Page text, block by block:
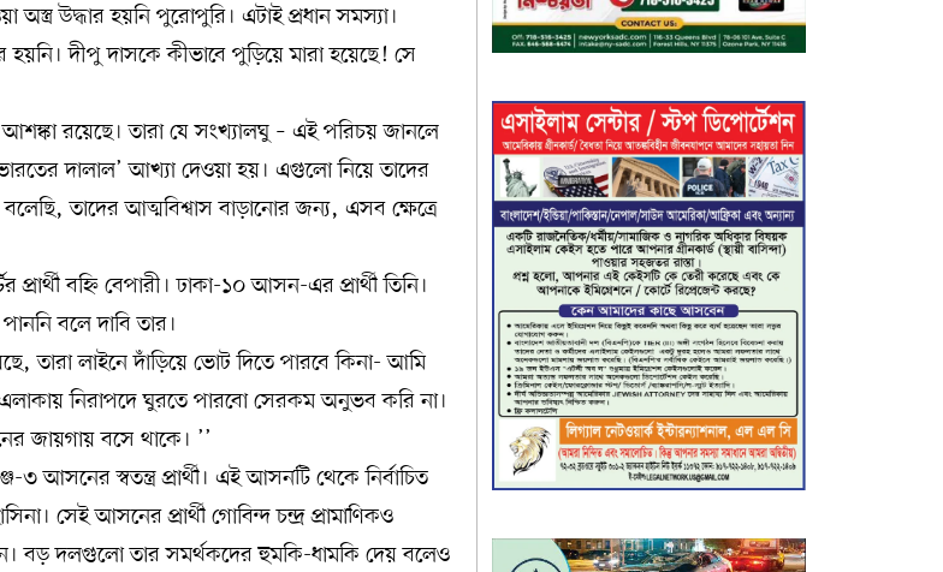
অস্ত্র উদ্ধার হয়নি পুরোপুরি। এটাই প্রধান সমস্যা।
দীপু দাসকে কীভাবে পুড়িয়ে মারা হয়েছে! সে
রয়েছে। তারা যে সংখ্যালঘু – এই পরিচয় জানলে
দালাল’ আখ্যা দেওয়া হয়। এগুলো নিয়ে তাদের
তাদের আত্মবিশ্বাস বাড়ানোর জন্য, এসব ক্ষেত্রে
বহ্নি বেপারী। ঢাকা-১০ আসন-এর প্রার্থী তিনি।
বলে দাবি তার।
তারা লাইনে দাঁড়িয়ে ভোট দিতে পারবে কিনা- আমি
নিরাপদে ঘুরতে পারবো সেরকম অনুভব করি না।
জায়গায় বসে থাকে। ’’
৩ আসনের স্বতন্ত্র প্রার্থী। এই আসনটি থেকে নির্বাচিত
সেই আসনের প্রার্থী গোবিন্দ চন্দ্র প্রামাণিকও
বড় দলগুলো তার সমর্থকদের হুমকি-ধামকি দেয় বলেও